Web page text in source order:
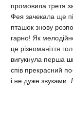
промовила третя
Фея зачекала ще
пташок знову
гарно! Як
це різноманіття
вигукнула перша
спів прекрасний
і не дуже